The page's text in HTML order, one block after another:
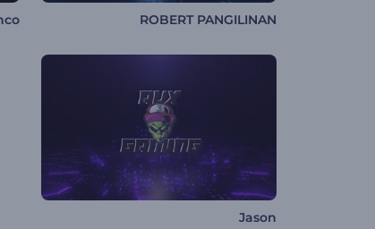
ROBERT PANGILINAN
Jason